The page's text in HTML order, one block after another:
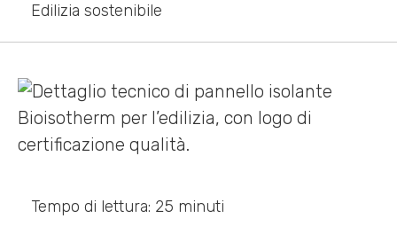
Edilizia sostenibile
Tempo di lettura: 25 minuti